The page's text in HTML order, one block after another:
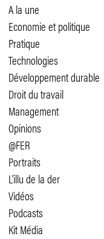
A la une
Economie et politique
Pratique
Technologies
Développement durable
Droit du travail
Management
Opinions
@FER
Portraits
L'illu de la der
Vidéos
Podcasts
Kit Média